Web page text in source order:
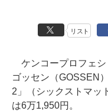
リスト
ケンコープロフェシ
ゴッセン（GOSSEN
2」（シックストマッ
は6万1,950円。